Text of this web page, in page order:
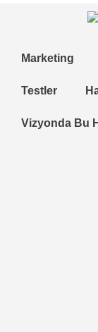
Marketing
Testler
Vizyonda Bu